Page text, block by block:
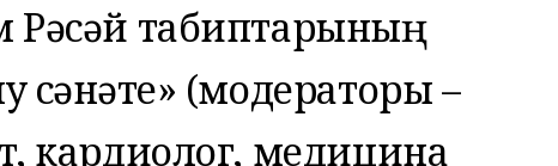
Рәсәй табиптарының
сәнғәте» (модераторы –
кардиолог, медицина